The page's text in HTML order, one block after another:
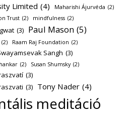
Limited (4) Maharishi Ájurvéda (2)
Trust (2) mindfulness (2)
(3) Paul Mason (5)
(2) Raam Raj Foundation (2)
Sangh (3)
(2) Susan Shumsky (2)
(3)
(3) Tony Nader (4)
meditáció